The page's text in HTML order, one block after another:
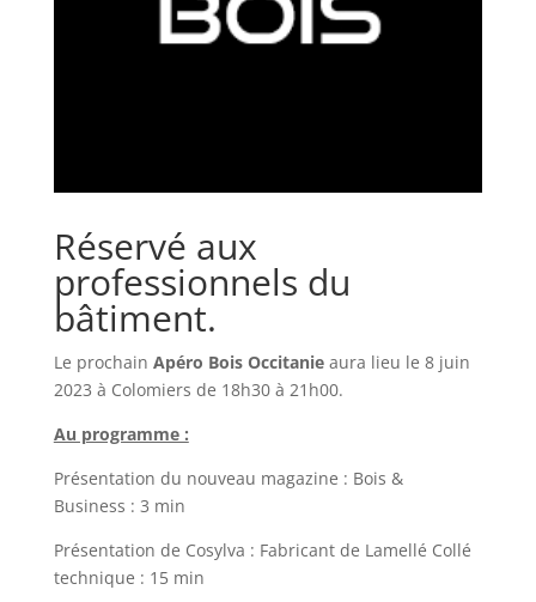
Réservé aux
professionnels du
bâtiment.
Le prochain Apéro Bois Occitanieaura lieu le 8 juin
2023 à Colomiers de 18h30 à 21h00.
Au programme :
Présentation du nouveau magazine : Bois &
Business : 3 min
Présentation de Cosylva : Fabricant de Lamellé Collé
technique : 15 min